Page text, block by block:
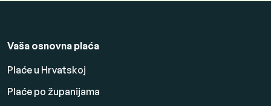
Vaša osnovna plaća
Plaće u Hrvatskoj
Plaće po županijama